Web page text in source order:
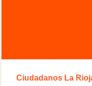
Ciudadanos La